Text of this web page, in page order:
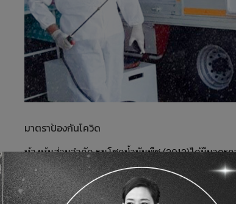
มาตราป้องกันโควิด
ห้างหุ้นส่วนจำกัด ธนโชคน้ำมันพืช (2012)ได้มีมาตร
ซึ่งบริษัทมีการตรวจพนักงานเชิงรุกโดยโรงพยาบาลข
พนักงานทุกคนโดยสถานพยาบาลที่ได้มาตราฐานและ
รับรอง นอกจากนั้นยังมีการฉีดพ่นฆ่าเชื้อไวรัสโควิด-